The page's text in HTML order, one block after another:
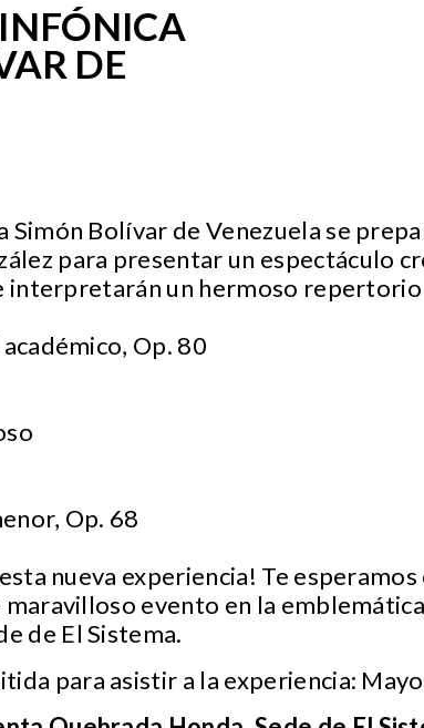
DE
Simón Bolívar de Venezuela se
para presentar un espectáculo
interpretarán un hermoso repertorio
Op. 80
Op. 68
nueva experiencia! Te
evento en la
de El Sistema.
para asistir a la experiencia: